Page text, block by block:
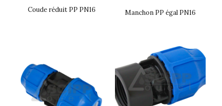
Coude réduit PP PN16 Manchon PP égal PN16